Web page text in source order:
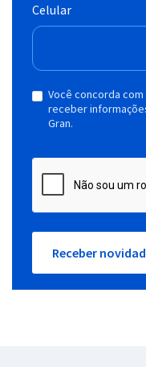
Celular
Você concorda
receber
Gran.
Receber